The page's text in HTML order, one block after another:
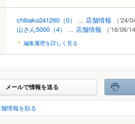
chibako241260 （0） ... 店舗情報
（'24/
山さん5000 （4） ... 店舗情報 （'16/06/
編集履歴を詳しく見る
メールで情報を送る
情報を貼る